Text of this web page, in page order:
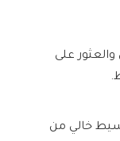
على
خالي من